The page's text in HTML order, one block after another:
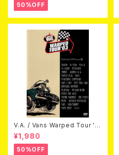
50%OFF
V.A. / Vans Warped Tour '0
3 (DVD)
¥1,980
50%OFF